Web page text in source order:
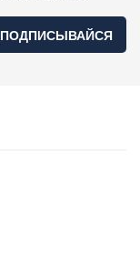
ПОДПИСЫВАЙСЯ